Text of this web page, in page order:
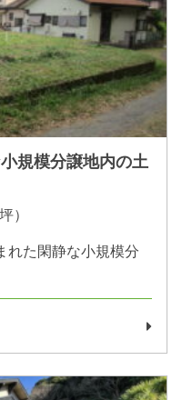
規模分譲地内の土
）
れた閑静な小規模分